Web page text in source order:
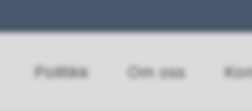
Politikk Om oss